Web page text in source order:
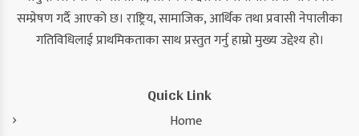
सम्प्रेषण गर्दै आएको छ। राष्ट्रिय, सामाजिक, आर्थिक तथा प्रवासी नेपालीका
गतिविधिलाई प्राथमिकताका साथ प्रस्तुत गर्नु हाम्रो मुख्य उद्देश्य हो।
Quick Link
Home